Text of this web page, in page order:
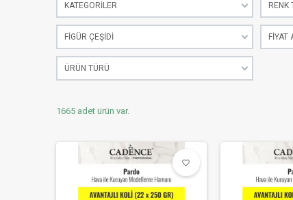
KATEGORILER RENK
FIGÜR ÇEŞIDI FIYAT
ÜRÜN TÜRÜ
1665 adet ürün var.
favorite_border
favorite_border